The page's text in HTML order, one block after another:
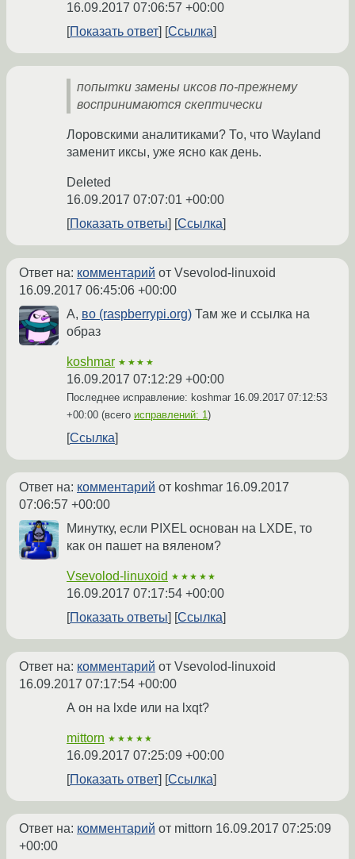
16.09.2017 07:06:57 +00:00
Показать ответ
Ссылка
попытки замены иксов по-прежнему
воспринимаются скептически
Лоровскими аналитиками? То, что Wayland
заменит иксы, уже ясно как день.
Deleted
16.09.2017 07:07:01 +00:00
Показать ответы
Ссылка
Ответ на: комментарий от Vsevolod-linuxoid
16.09.2017 06:45:06 +00:00
А, во (raspberrypi.org) Там же и ссылка на
образ
koshmar ★★★★
16.09.2017 07:12:29 +00:00
Последнее исправление: koshmar 16.09.2017 07:12:53
+00:00 (всего исправлений: 1)
Ссылка
Ответ на: комментарий от koshmar 16.09.2017
07:06:57 +00:00
Минутку, если PIXEL основан на LXDE, то
как он пашет на вяленом?
Vsevolod-linuxoid ★★★★★
16.09.2017 07:17:54 +00:00
Показать ответы
Ссылка
Ответ на: комментарий от Vsevolod-linuxoid
16.09.2017 07:17:54 +00:00
А он на lxde или на lxqt?
mittorn ★★★★★
16.09.2017 07:25:09 +00:00
Показать ответ
Ссылка
Ответ на: комментарий от mittorn 16.09.2017 07:25:09
+00:00